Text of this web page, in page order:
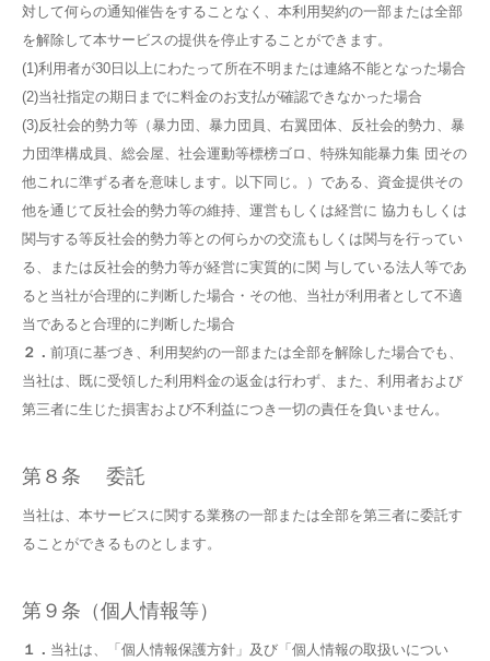
対して何らの通知催告をすることなく、本利用契約の一部または全部
を解除して本サービスの提供を停止することができます。
(1)利用者が30日以上にわたって所在不明または連絡不能となった場合
(2)当社指定の期日までに料金のお支払が確認できなかった場合
(3)反社会的勢力等（暴力団、暴力団員、右翼団体、反社会的勢力、暴
力団準構成員、総会屋、社会運動等標榜ゴロ、特殊知能暴力集 団その
他これに準ずる者を意味します。以下同じ。）である、資金提供その
他を通じて反社会的勢力等の維持、運営もしくは経営に 協力もしくは
関与する等反社会的勢力等との何らかの交流もしくは関与を行ってい
る、または反社会的勢力等が経営に実質的に関 与している法人等であ
ると当社が合理的に判断した場合・その他、当社が利用者として不適
当であると合理的に判断した場合
２． 前項に基づき、利用契約の一部または全部を解除した場合でも、
当社は、既に受領した利用料金の返金は行わず、また、利用者および
第三者に生じた損害および不利益につき一切の責任を負いません。
第８条 委託
当社は、本サービスに関する業務の一部または全部を第三者に委託す
ることができるものとします。
第９条（個人情報等）
１． 当社は、「個人情報保護方針」及び「個人情報の取扱いについ